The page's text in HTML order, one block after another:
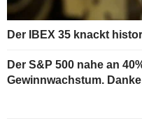
Der IBEX 35 knackt
Der S&P 500 nahe an
Gewinnwachstum.